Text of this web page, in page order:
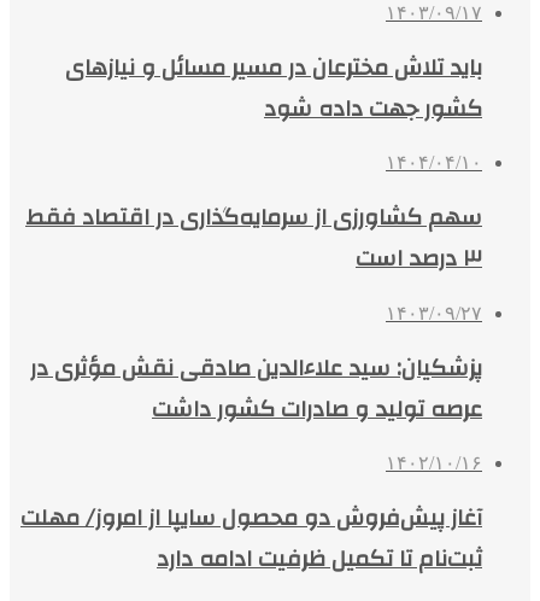
۱۴۰۳/۰۹/۱۷
باید تلاش مخترعان در مسیر مسائل و نیازهای
کشور جهت داده شود
۱۴۰۴/۰۴/۱۰
سهم کشاورزی از سرمایه‌گذاری در اقتصاد فقط
۳ درصد است
۱۴۰۳/۰۹/۲۷
پزشکیان: سید علاءالدین صادقی نقش‌ مؤثری در
عرصه تولید و صادرات کشور داشت
۱۴۰۲/۱۰/۱۶
آغاز پیش‌فروش دو محصول سایپا از امروز/ مهلت
ثبت‌نام تا تکمیل ظرفیت ادامه دارد